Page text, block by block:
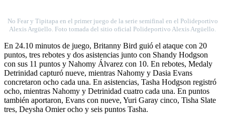
No Fear y Tipitapa en el primer juego de la serie semifinal en el Polideportivo
Alexis Argüello. Foto tomada del sitio oficial Polideportivo Alexis Argüello.
En 24.10 minutos de juego, Britanny Bird guió el ataque con 20
puntos, tres rebotes y dos asistencias junto con Shandy Hodgson
con sus 11 puntos y Nahomy Álvarez con 10. En rebotes, Medaly
Detrinidad capturó nueve, mientras Nahomy y Dasia Evans
concretaron ocho cada una. En asistencias, Tasha Hodgson registró
ocho, mientras Nahomy y Detrinidad cuatro cada una. En puntos
también aportaron, Evans con nueve, Yuri Garay cinco, Tisha Slate
tres, Deysha Omier ocho y seis puntos Tasha.